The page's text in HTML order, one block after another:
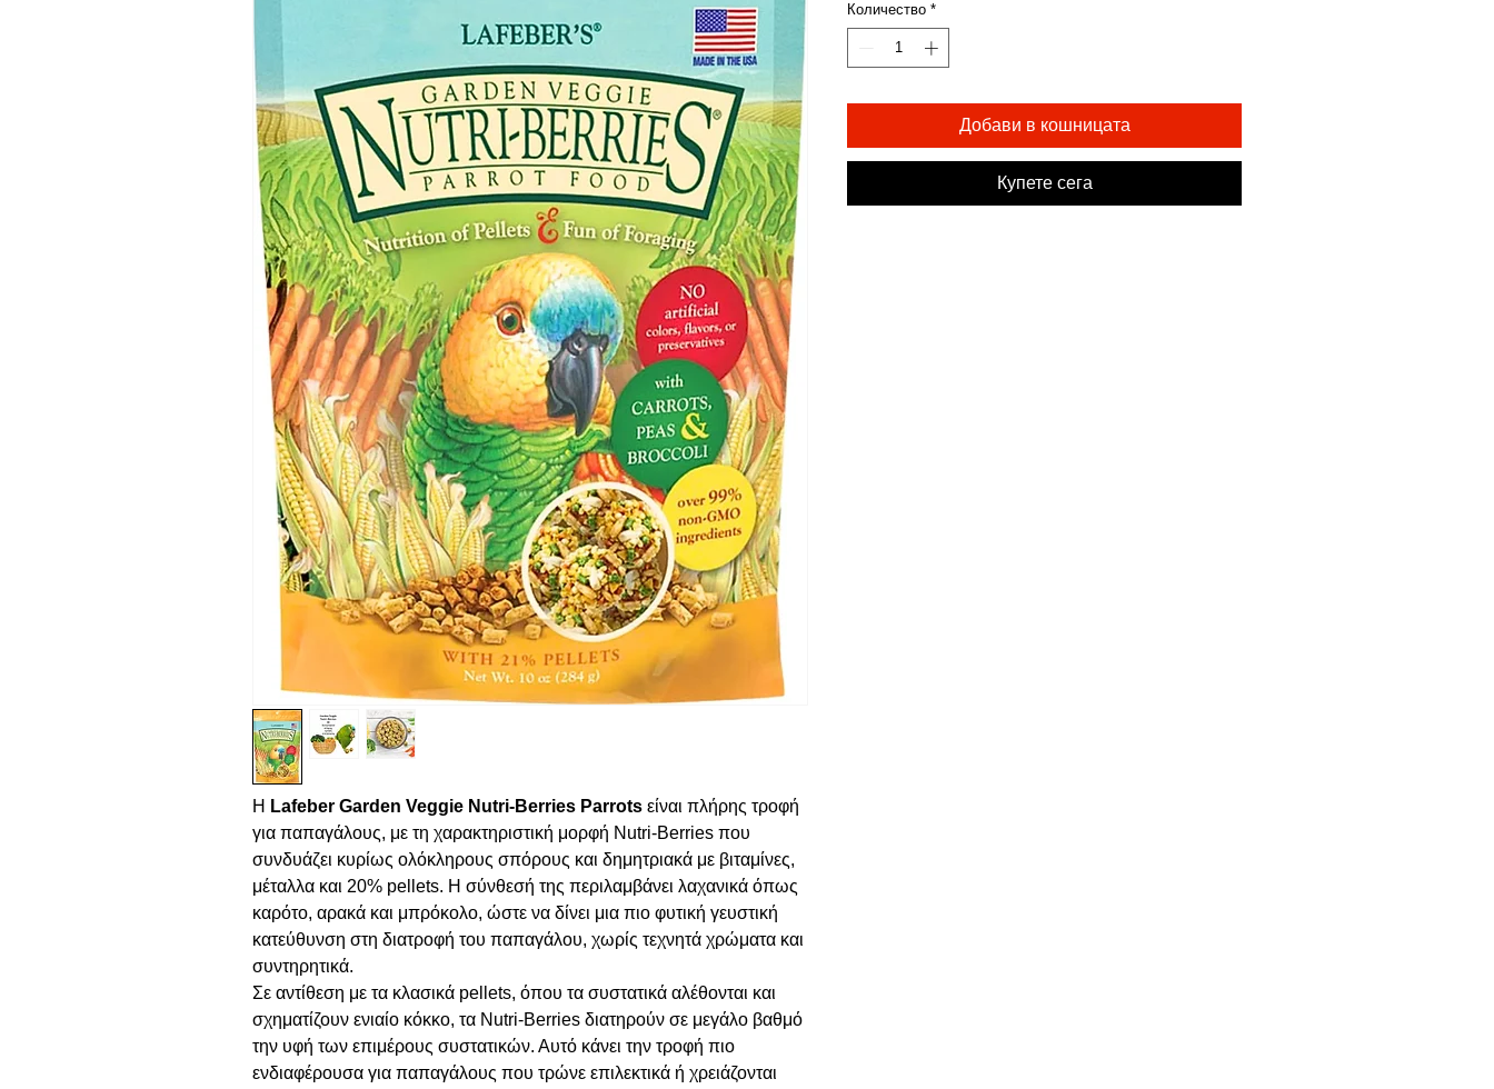
Η Lafeber Garden Veggie Nutri-Berries Parrots είναι πλήρης τροφή
για παπαγάλους, με τη χαρακτηριστική μορφή Nutri-Berries που
συνδυάζει κυρίως ολόκληρους σπόρους και δημητριακά με βιταμίνες,
μέταλλα και 20% pellets. Η σύνθεσή της περιλαμβάνει λαχανικά όπως
καρότο, αρακά και μπρόκολο, ώστε να δίνει μια πιο φυτική γευστική
κατεύθυνση στη διατροφή του παπαγάλου, χωρίς τεχνητά χρώματα και
συντηρητικά.
Σε αντίθεση με τα κλασικά pellets, όπου τα συστατικά αλέθονται και
σχηματίζουν ενιαίο κόκκο, τα Nutri-Berries διατηρούν σε μεγάλο βαθμό
την υφή των επιμέρους συστατικών. Αυτό κάνει την τροφή πιο
ενδιαφέρουσα για παπαγάλους που τρώνε επιλεκτικά ή χρειάζονται
Количество *
Добави в кошницата
Купете сега